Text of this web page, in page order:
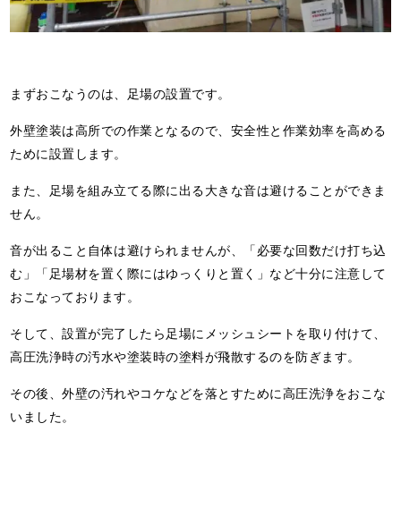
まずおこなうのは、足場の設置です。
外壁塗装は高所での作業となるので、安全性と作業効率を高める
ために設置します。
また、足場を組み立てる際に出る大きな音は避けることができま
せん。
音が出ること自体は避けられませんが、「必要な回数だけ打ち込
む」「足場材を置く際にはゆっくりと置く」など十分に注意して
おこなっております。
そして、設置が完了したら足場にメッシュシートを取り付けて、
高圧洗浄時の汚水や塗装時の塗料が飛散するのを防ぎます。
その後、外壁の汚れやコケなどを落とすために高圧洗浄をおこな
いました。